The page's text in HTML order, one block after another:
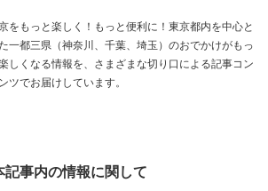
をもっと楽しく！もっと便利に！東京都内を中心と
一都三県（神奈川、千葉、埼玉）のおでかけがもっ
しくなる情報を、さまざまな切り口による記事コン
ツでお届けしています。
記事内の情報に関して